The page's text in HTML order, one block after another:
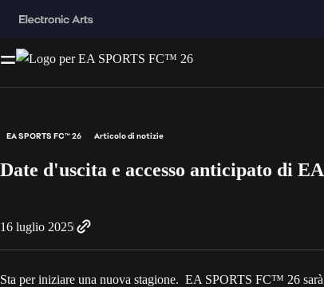
EA SPORTS FC™ 26 Articolo di notizie
Date d'uscita e accesso anticipato di
16 luglio 2025
Sta per iniziare una nuova stagione. EA SPORTS FC™ 26